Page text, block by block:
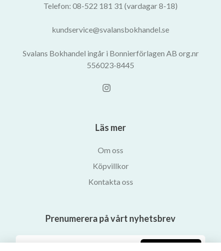
Telefon: 08-522 181 31 (vardagar 8-18)
kundservice@svalansbokhandel.se
Svalans Bokhandel ingår i Bonnierförlagen AB org.nr
556023-8445
Läs mer
Om oss
Köpvillkor
Kontakta oss
Prenumerera på vårt nyhetsbrev